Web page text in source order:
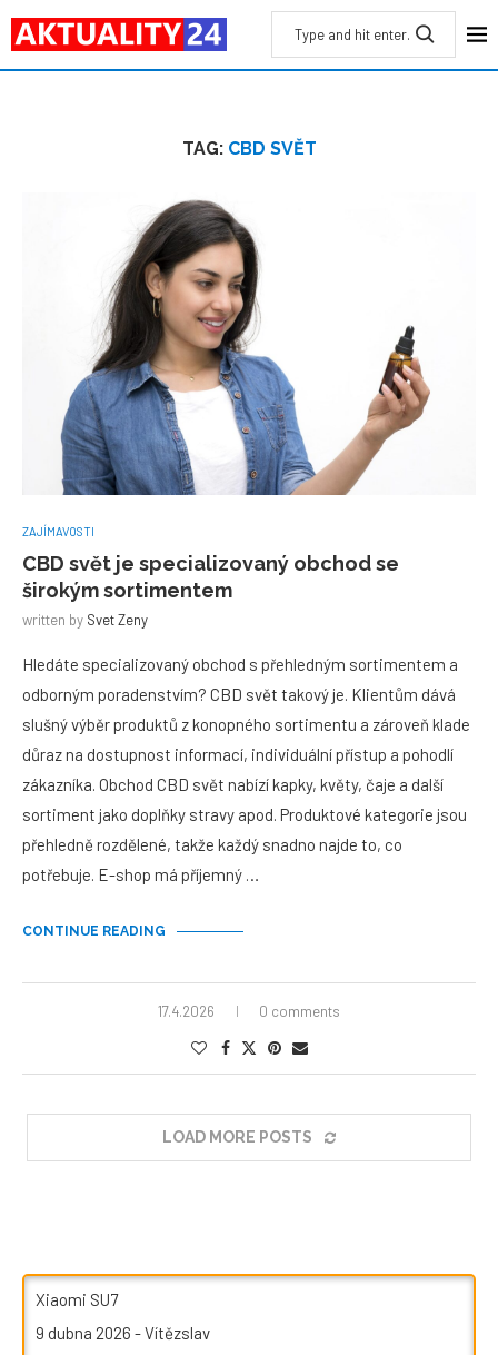
TAG: CBD SVĚT
ZAJÍMAVOSTI
CBD svět je specializovaný obchod se
širokým sortimentem
written by Svet Zeny
Hledáte specializovaný obchod s přehledným sortimentem a
odborným poradenstvím? CBD svět takový je. Klientům dává
slušný výběr produktů z konopného sortimentu a zároveň klade
důraz na dostupnost informací, individuální přístup a pohodlí
zákazníka. Obchod CBD svět nabízí kapky, květy, čaje a další
sortiment jako doplňky stravy apod. Produktové kategorie jsou
přehledně rozdělené, takže každý snadno najde to, co
potřebuje. E-shop má příjemný …
CONTINUE READING
17.4.2026 0 comments
LOAD MORE POSTS
Xiaomi SU7
9 dubna 2026 -Vítězslav